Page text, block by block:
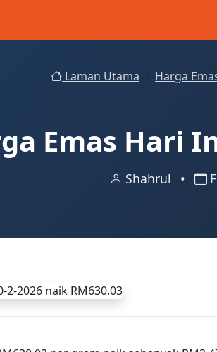
Laman Utama Harga
Emas Hari
Shahrul •